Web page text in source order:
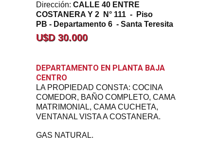
Dirección: CALLE 40 ENTRE
COSTANERA Y 2 N° 111 - Piso
PB - Departamento 6 - Santa Teresita
U$D 30.000
DEPARTAMENTO EN PLANTA BAJA
CENTRO
LA PROPIEDAD CONSTA: COCINA
COMEDOR, BAÑO COMPLETO, CAMA
MATRIMONIAL, CAMA CUCHETA,
VENTANAL VISTA A COSTANERA.
GAS NATURAL.